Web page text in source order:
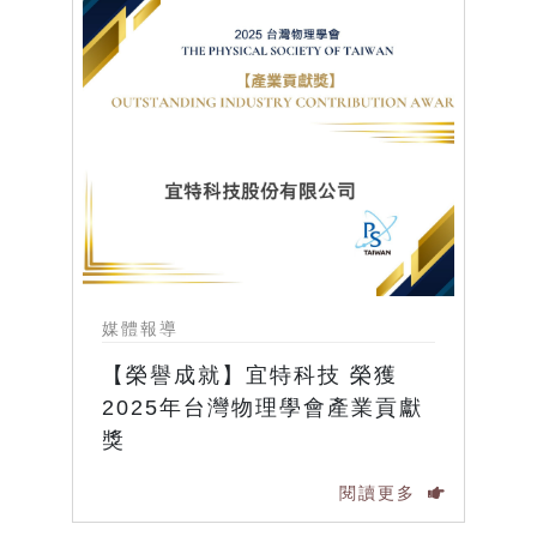
媒體報導
【榮譽成就】宜特科技 榮獲
2025年台灣物理學會產業貢獻
獎
閱讀更多